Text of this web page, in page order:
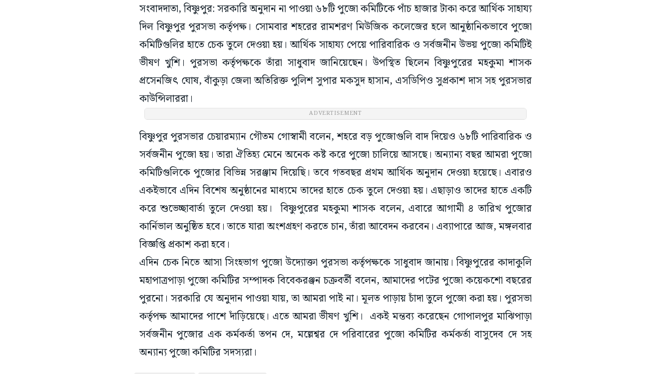
সংবাদদাতা, বিষ্ণুপুর: সরকারি অনুদান না পাওয়া ৬৮টি পুজো কমিটিকে পাঁচ হাজার টাকা করে আর্থিক সাহায্য
দিল বিষ্ণুপুর পুরসভা কর্তৃপক্ষ। সোমবার শহরের রামশরণ মিউজিক কলেজের হলে আনুষ্ঠানিকভাবে পুজো
কমিটিগুলির হাতে চেক তুলে দেওয়া হয়। আর্থিক সাহায্য পেয়ে পারিবারিক ও সর্বজনীন উভয় পুজো কমিটিই
ভীষণ খুশি। পুরসভা কর্তৃপক্ষকে তাঁরা সাধুবাদ জানিয়েছেন। উপস্থিত ছিলেন বিষ্ণুপুরের মহকুমা শাসক
প্রসেনজিৎ ঘোষ, বাঁকুড়া জেলা অতিরিক্ত পুলিশ সুপার মকসুদ হাসান, এসডিপিও সুপ্রকাশ দাস সহ পুরসভার
কাউন্সিলাররা।
ADVERTISEMENT
বিষ্ণুপুর পুরসভার চেয়ারম্যান গৌতম গোস্বামী বলেন, শহরে বড় পুজোগুলি বাদ দিয়েও ৬৮টি পারিবারিক ও
সর্বজনীন পুজো হয়। তারা ঐতিহ্য মেনে অনেক কষ্ট করে পুজো চালিয়ে আসছে। অন্যান্য বছর আমরা পুজো
কমিটিগুলিকে পুজোর বিভিন্ন সরঞ্জাম দিয়েছি। তবে গতবছর প্রথম আর্থিক অনুদান দেওয়া হয়েছে। এবারও
একইভাবে এদিন বিশেষ অনুষ্ঠানের মাধ্যমে তাদের হাতে চেক তুলে দেওয়া হয়। এছাড়াও তাদের হাতে একটি
করে শুভেচ্ছাবার্তা তুলে দেওয়া হয়। বিষ্ণুপুরের মহকুমা শাসক বলেন, এবারে আগামী ৪ তারিখ পুজোর
কার্নিভাল অনুষ্ঠিত হবে। তাতে যারা অংশগ্রহণ করতে চান, তাঁরা আবেদন করবেন। এব্যাপারে আজ, মঙ্গলবার
বিজ্ঞপ্তি প্রকাশ করা হবে।
এদিন চেক নিতে আসা সিংহভাগ পুজো উদ্যোক্তা পুরসভা কর্তৃপক্ষকে সাধুবাদ জানায়। বিষ্ণুপুরের কাদাকুলি
মহাপাত্রপাড়া পুজো কমিটির সম্পাদক বিবেকরঞ্জন চক্রবর্তী বলেন, আমাদের পটের পুজো কয়েকশো বছরের
পুরনো। সরকারি যে অনুদান পাওয়া যায়, তা আমরা পাই না। মূলত পাড়ায় চাঁদা তুলে পুজো করা হয়। পুরসভা
কর্তৃপক্ষ আমাদের পাশে দাঁড়িয়েছে। এতে আমরা ভীষণ খুশি। একই মন্তব্য করেছেন গোপালপুর মাঝিপাড়া
সর্বজনীন পুজোর এক কর্মকর্তা তপন দে, মল্লেশ্বর দে পরিবারের পুজো কমিটির কর্মকর্তা বাসুদেব দে সহ
অন্যান্য পুজো কমিটির সদস্যরা।